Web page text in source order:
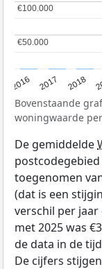
2016 2017 2018
€50.000
€50.000
€100.000
€100.000
Bovenstaande
woningwaarde
De gemiddelde
postcodegebied
toegenomen
(dat is een
verschil per jaar
met 2025 was
de data in de
De cijfers